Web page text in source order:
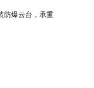
爆云台，承重